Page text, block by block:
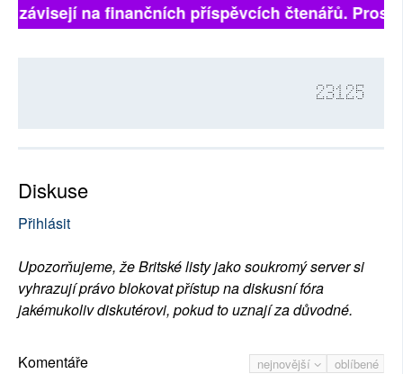
závisejí na finančních příspěvcích čtenářů.
23125
Diskuse
Přihlásit
Upozorňujeme, že Britské listy jako soukromý server si
vyhrazují právo blokovat přístup na diskusní fóra
jakémukoliv diskutérovi, pokud to uznají za důvodné.
nejnovější oblíbené
Komentáře